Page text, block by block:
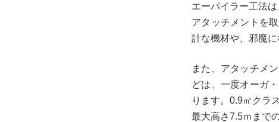
エーパイラー工法
アタッチメントを
計な機材や、邪魔
また、アタッチメ
どは、一度オーガ
ります。0.9㎥クラ
最大高さ7.5ｍまで